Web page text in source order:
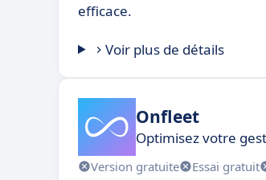
efficace.
Voir plus de détails
Onfleet
Optimisez votre
Version gratuite Essai gratuit